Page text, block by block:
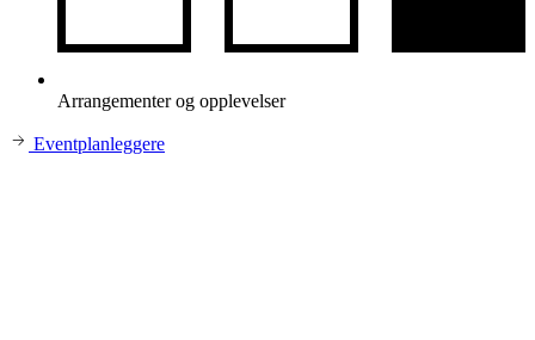
Arrangementer og opplevelser
Eventplanleggere